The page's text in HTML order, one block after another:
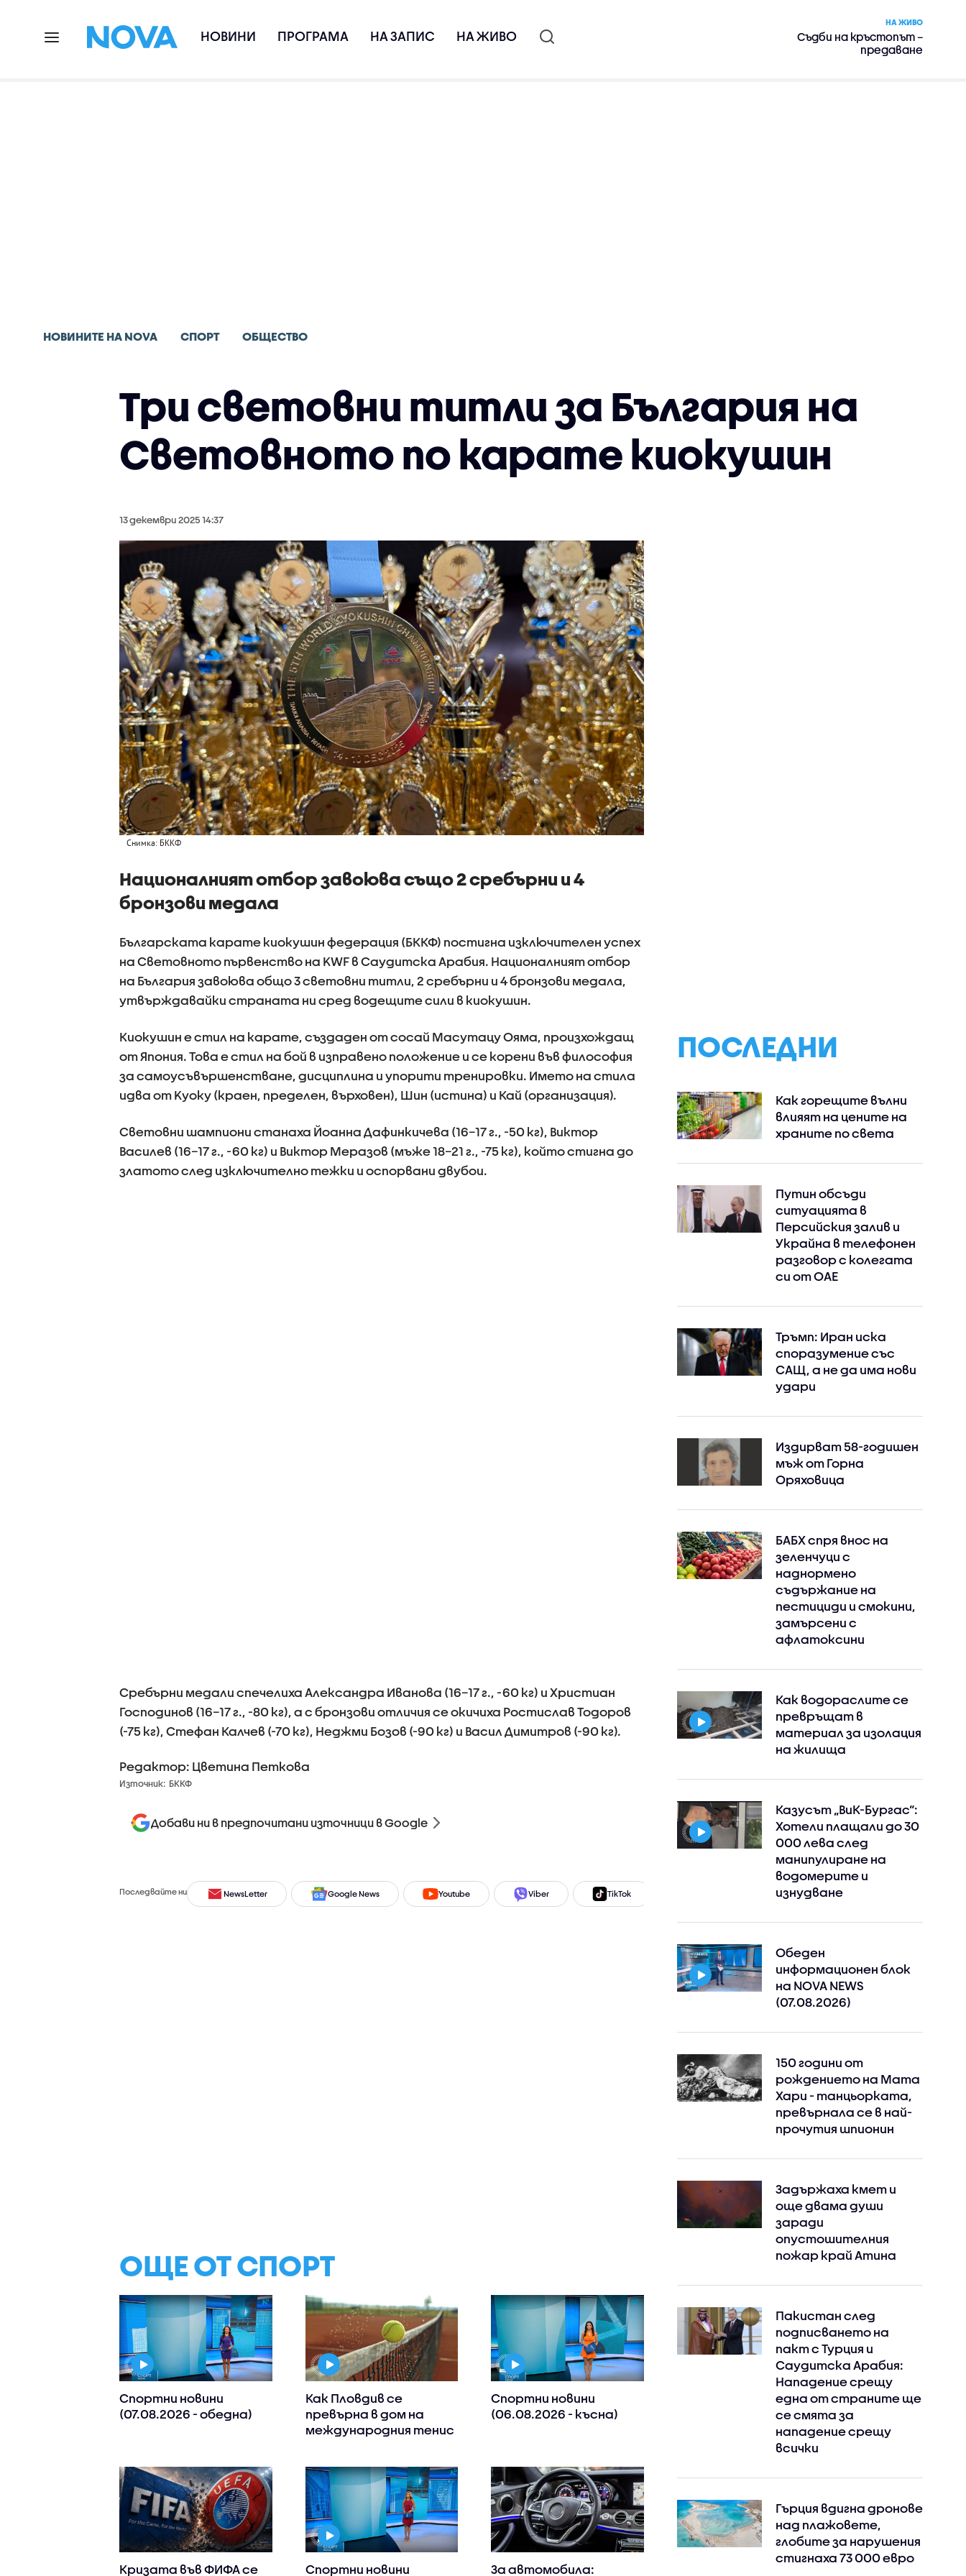
НОВИНИ ПРОГРАМА НА ЗАПИС НА ЖИВО
НА ЖИВО
Съдби на кръстопът –
предаване
НОВИНИТЕ НА NOVA СПОРТ ОБЩЕСТВО
Три световни титли за България на
Световното по карате киокушин
13 декември 2025 14:37
Снимка: БККФ
Националният отбор завоюва също 2 сребърни и 4
бронзови медала
Българската карате киокушин федерация (БККФ) постигна изключителен успех
на Световното първенство на KWF в Саудитска Арабия. Националният отбор
на България завоюва общо 3 световни титли, 2 сребърни и 4 бронзови медала,
утвърждавайки страната ни сред водещите сили в киокушин.
Киокушин е стил на карате, създаден от сосай Масутацу Ояма, произхождащ
от Япония. Това е стил на бой в изправено положение и се корени във философия
за самоусъвършенстване, дисциплина и упорити тренировки. Името на стила
идва от Kуоку (краен, пределен, върховен), Шин (истина) и Кай (организация).
Световни шампиони станаха Йоанна Дафинкичева (16–17 г., -50 кг), Виктор
Василев (16–17 г., -60 кг) и Виктор Меразов (мъже 18–21 г., -75 кг), който стигна до
златото след изключително тежки и оспорвани двубои.
Сребърни медали спечелиха Александра Иванова (16–17 г., -60 кг) и Христиан
Господинов (16–17 г., -80 кг), а с бронзови отличия се окичиха Ростислав Тодоров
(-75 кг), Стефан Калчев (-70 кг), Неджми Бозов (-90 кг) и Васил Димитров (-90 кг).
Редактор: Цветина Петкова
Източник: БККФ
Добави ни в предпочитани източници в Google
Последвайте ни NewsLetter Google News Youtube Viber TikTok Facebook
ОЩЕ ОТ СПОРТ
Спортни новини
(07.08.2026 - обедна)
Как Пловдив се
превърна в дом на
международния тенис
Спортни новини
(06.08.2026 - късна)
Кризата във ФИФА се Спортни новини За автомобила:
ПОСЛЕДНИ
Как горещите вълни
влияят на цените на
храните по света
Путин обсъди
ситуацията в
Персийския залив и
Украйна в телефонен
разговор с колегата
си от ОАЕ
Тръмп: Иран иска
споразумение със
САЩ, а не да има нови
удари
Издирват 58-годишен
мъж от Горна
Оряховица
БАБХ спря внос на
зеленчуци с
наднормено
съдържание на
пестициди и смокини,
замърсени с
афлатоксини
Как водораслите се
превръщат в
материал за изолация
на жилища
Казусът „ВиК-Бургас“:
Хотели плащали до 30
000 лева след
манипулиране на
водомерите и
изнудване
Обеден
информационен блок
на NOVA NEWS
(07.08.2026)
150 години от
рождението на Мата
Хари - танцьорката,
превърнала се в най-
прочутия шпионин
Задържаха кмет и
още двама души
заради
опустошителния
пожар край Атина
Пакистан след
подписването на
пакт с Турция и
Саудитска Арабия:
Нападение срещу
една от страните ще
се смята за
нападение срещу
всички
Гърция вдигна дронове
над плажовете,
глобите за нарушения
стигнаха 73 000 евро